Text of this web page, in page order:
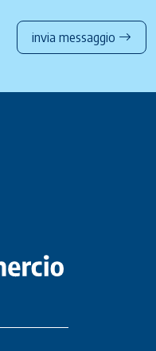
invia messaggio